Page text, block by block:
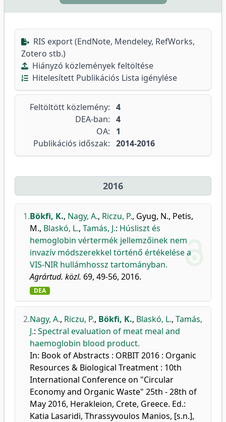
RIS export (EndNote, Mendeley, RefWorks,
Zotero stb.)
Hiányzó közlemények feltöltése
Hitelesített Publikációs Lista igénylése
Feltöltött közlemény: 4
DEA-ban: 4
OA:
1
Publikációs időszak: 2014-2016
2016
1.Bökfi, K., Nagy, A., Riczu, P., Gyug, N., Petis,
M., Blaskó, L., Tamás, J.: Húsliszt és
hemoglobin vértermék jellemzőinek nem
invazív módszerekkel történő értékelése a
VIS-NIR hullámhossz tartományban.
Agrártud. közl. 69, 49-56, 2016.
DEA
2.Nagy, A., Riczu, P., Bökfi, K., Blaskó, L., Tamás,
J.: Spectral evaluation of meat meal and
haemoglobin blood product.
In: Book of Abstracts : ORBIT 2016 : Organic
Resources & Biological Treatment : 10th
International Conference on "Circular
Economy and Organic Waste" 25th - 28th of
May 2016, Herakleion, Crete, Greece. Ed.:
Katia Lasaridi, Thrassyvoulos Manios, [s.n.],